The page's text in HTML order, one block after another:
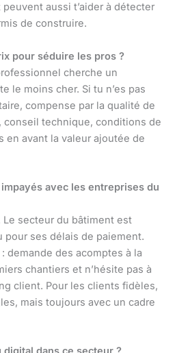
aussi t’aider à détecter
de construire.
pour séduire les pros ?
cherche un
le moins cher. Si tu n’es pas
compense par la qualité de
conseil technique, conditions de
en avant la valeur ajoutée de
avec les entreprises du
Le secteur du bâtiment est
pour ses délais de paiement.
demande des acomptes à la
chantiers et n’hésite pas à
client. Pour les clients fidèles,
mais toujours avec un cadre